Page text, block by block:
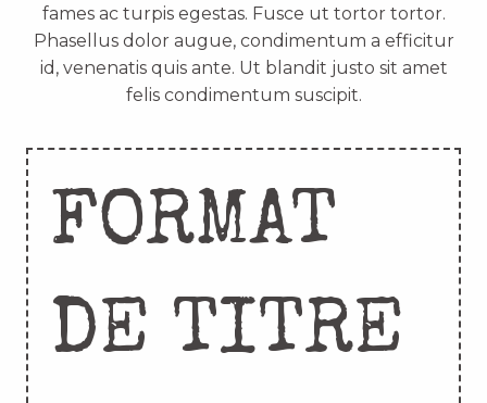
fames ac turpis egestas. Fusce ut tortor tortor.
Phasellus dolor augue, condimentum a efficitur
id, venenatis quis ante. Ut blandit justo sit amet
felis condimentum suscipit.
FORMAT
DE TITRE